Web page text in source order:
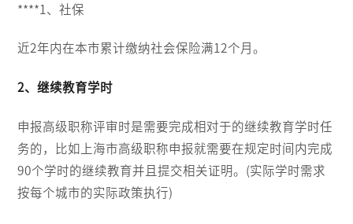
****1、社保
近2年内在本市累计缴纳社会保险满12个月。
2、继续教育学时
申报高级职称评审时是需要完成相对于的继续教育学时任
务的，比如上海市高级职称申报就需要在规定时间内完成
90个学时的继续教育并且提交相关证明。(实际学时需求
按每个城市的实际政策执行)